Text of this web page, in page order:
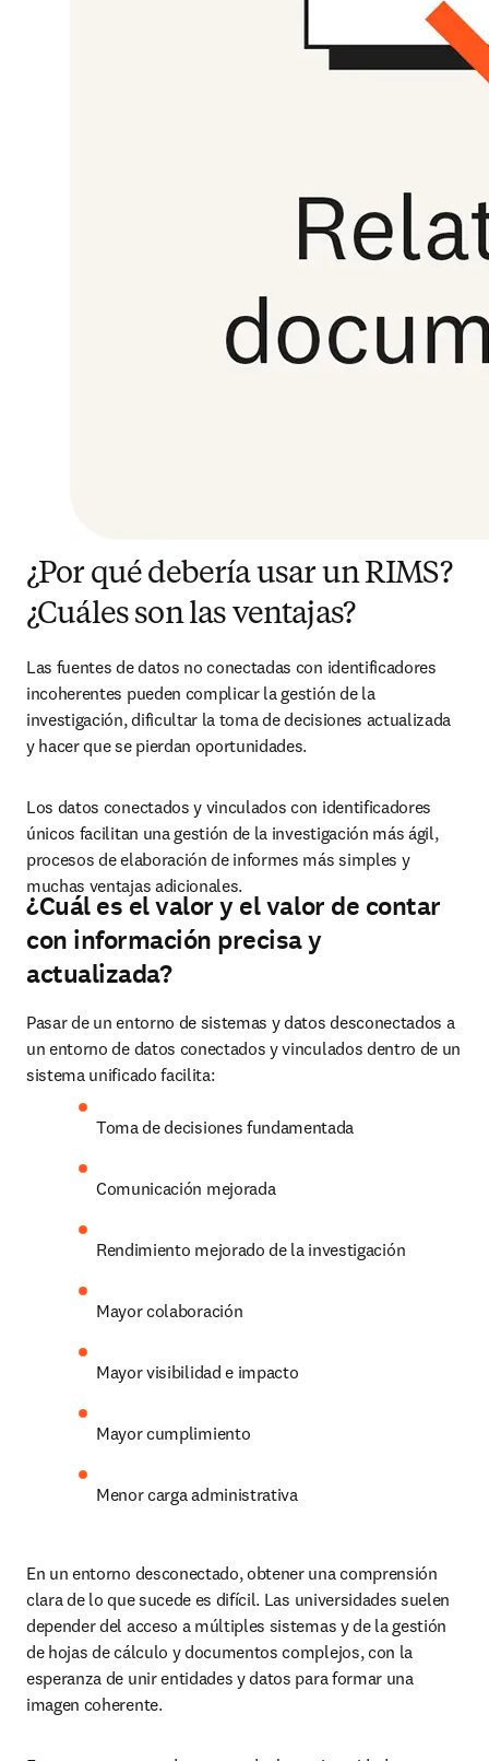
¿Por qué debería usar un RIMS?
¿Cuáles son las ventajas?
Las fuentes de datos no conectadas con identificadores
incoherentes pueden complicar la gestión de la
investigación, dificultar la toma de decisiones actualizada
y hacer que se pierdan oportunidades.
Los datos conectados y vinculados con identificadores
únicos facilitan una gestión de la investigación más ágil,
procesos de elaboración de informes más simples y
muchas ventajas adicionales.
¿Cuál es el valor y el valor de contar
con información precisa y
actualizada?
Pasar de un entorno de sistemas y datos desconectados a
un entorno de datos conectados y vinculados dentro de un
sistema unificado facilita:
Toma de decisiones fundamentada
Comunicación mejorada
Rendimiento mejorado de la investigación
Mayor colaboración
Mayor visibilidad e impacto
Mayor cumplimiento
Menor carga administrativa
En un entorno desconectado, obtener una comprensión
clara de lo que sucede es difícil. Las universidades suelen
depender del acceso a múltiples sistemas y de la gestión
de hojas de cálculo y documentos complejos, con la
esperanza de unir entidades y datos para formar una
imagen coherente.